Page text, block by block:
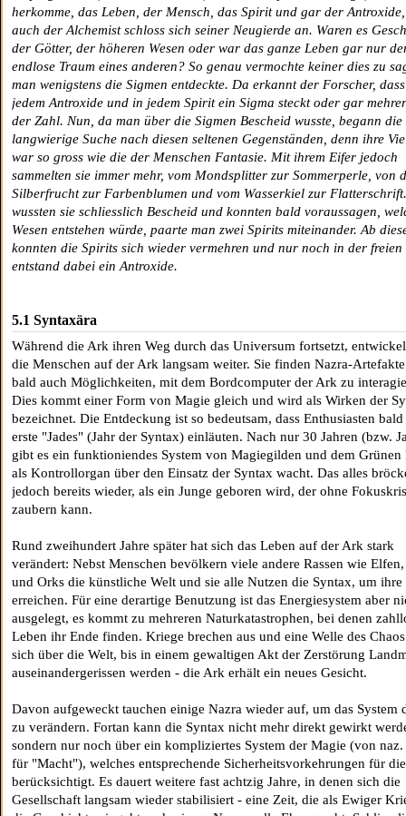
herkomme, das Leben, der Mensch, das Spirit und gar der
auch der Alchemist schloss sich seiner Neugierde an. Waren es
der Götter, der höheren Wesen oder war das ganze Leben gar nur
endlose Traum eines anderen? So genau vermochte keiner dies zu
man wenigstens die Sigmen entdeckte. Da erkannt der Forscher,
jedem Antroxide und in jedem Spirit ein Sigma steckt oder gar
der Zahl. Nun, da man über die Sigmen Bescheid wusste, begann die
langwierige Suche nach diesen seltenen Gegenständen, denn ihre
war so gross wie die der Menschen Fantasie. Mit ihrem Eifer jedoch
sammelten sie immer mehr, vom Mondsplitter zur Sommerperle, von
Silberfrucht zur Farbenblumen und vom Wasserkiel zur
wussten sie schliesslich Bescheid und konnten bald voraussagen,
Wesen entstehen würde, paarte man zwei Spirits miteinander. Ab
konnten die Spirits sich wieder vermehren und nur noch in der freien
entstand dabei ein Antroxide.
5.1 Syntaxära
Während die Ark ihren Weg durch das Universum fortsetzt,
die Menschen auf der Ark langsam weiter. Sie finden Nazra-
bald auch Möglichkeiten, mit dem Bordcomputer der Ark zu
Dies kommt einer Form von Magie gleich und wird als Wirken der
bezeichnet. Die Entdeckung ist so bedeutsam, dass Enthusiasten bald
erste "Jades" (Jahr der Syntax) einläuten. Nach nur 30 Jahren (bzw.
gibt es ein funktioniendes System von Magiegilden und dem Grünen
als Kontrollorgan über den Einsatz der Syntax wacht. Das alles
jedoch bereits wieder, als ein Junge geboren wird, der ohne
zaubern kann.
Rund zweihundert Jahre später hat sich das Leben auf der Ark stark
verändert: Nebst Menschen bevölkern viele andere Rassen wie
und Orks die künstliche Welt und sie alle Nutzen die Syntax, um ihre
erreichen. Für eine derartige Benutzung ist das Energiesystem aber
ausgelegt, es kommt zu mehreren Naturkatastrophen, bei denen
Leben ihr Ende finden. Kriege brechen aus und eine Welle des
sich über die Welt, bis in einem gewaltigen Akt der Zerstörung
auseinandergerissen werden - die Ark erhält ein neues Gesicht.
Davon aufgeweckt tauchen einige Nazra wieder auf, um das System
zu verändern. Fortan kann die Syntax nicht mehr direkt gewirkt
sondern nur noch über ein kompliziertes System der Magie (von
für "Macht"), welches entsprechende Sicherheitsvorkehrungen für
berücksichtigt. Es dauert weitere fast achtzig Jahre, in denen sich die
Gesellschaft langsam wieder stabilisiert - eine Zeit, die als Ewiger